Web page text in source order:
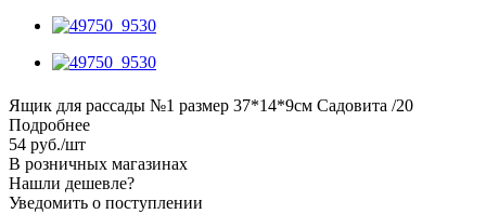
Ящик для рассады №1 размер 37*14*9см Садовита /20
Подробнее
54 руб./шт
В розничных магазинах
Нашли дешевле?
Уведомить о поступлении